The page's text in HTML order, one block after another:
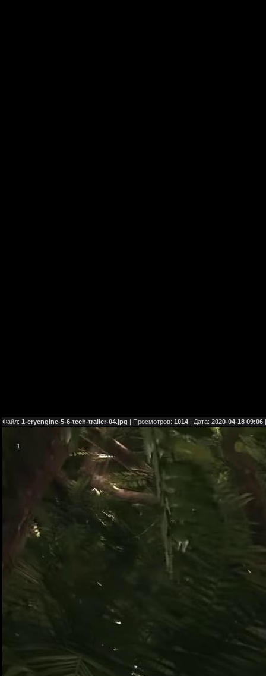
Файл: 1-cryengine-5-6-tech-trailer-04.jpg | Просмотров: 1014 | Дата: 2020-04-18 09:06